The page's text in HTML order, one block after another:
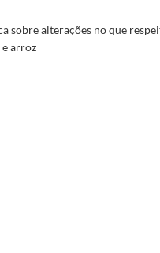
sobre alterações no que
arroz